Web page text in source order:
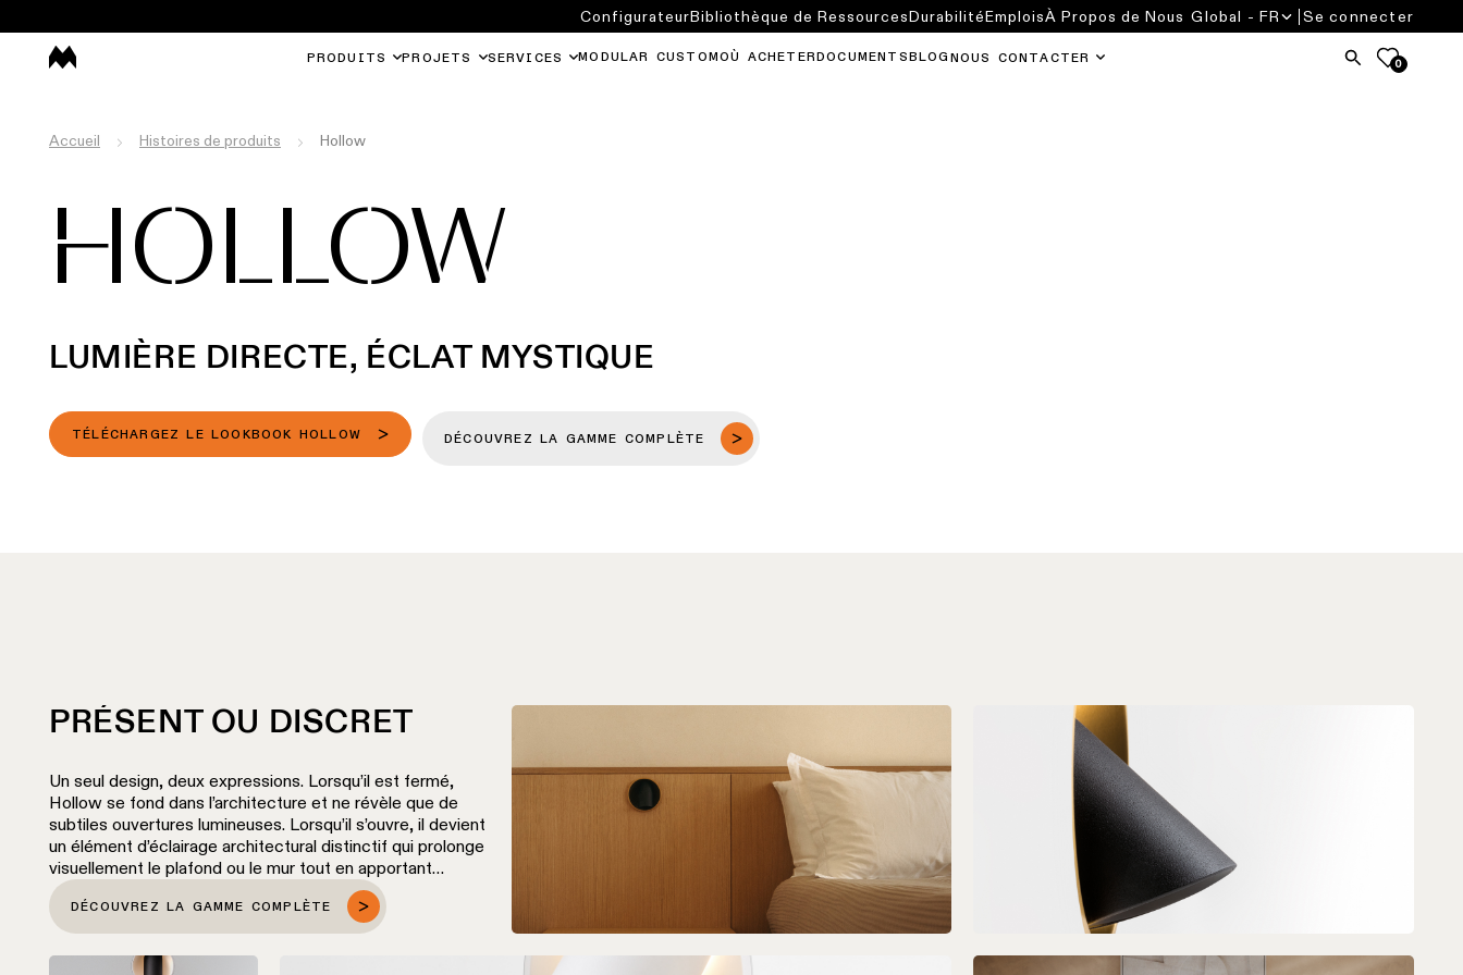
PRODUITS PROJETS SERVICES MODULAR CUSTOM OÙ ACHETER DOCUMENTS BLOG NOUS CONTACTER 0
ConfigurateurBibliothèque de RessourcesDurabilitéEmploisÀ Propos de Nous Global - FR Se connecter
Accueil Histoires de produits Hollow
HOLLOW
LUMIÈRE DIRECTE, ÉCLAT MYSTIQUE
TÉLÉCHARGEZ LE LOOKBOOK HOLLOW DÉCOUVREZ LA GAMME COMPLÈTE
PRÉSENT OU DISCRET
Un seul design, deux expressions. Lorsqu’il est fermé,
Hollow se fond dans l’architecture et ne révèle que de
subtiles ouvertures lumineuses. Lorsqu’il s’ouvre, il devient
un élément d’éclairage architectural distinctif qui prolonge
visuellement le plafond ou le mur tout en apportant
profondeur et caractère à l’espace.
DÉCOUVREZ LA GAMME COMPLÈTE